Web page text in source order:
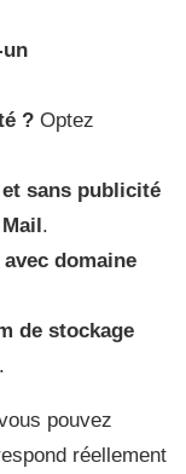
? Optez
sans publicité
.
domaine
de stockage
pouvez
réellement